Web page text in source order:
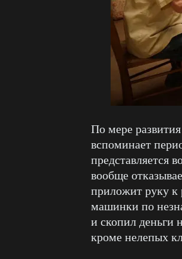
По мере
вспоминает
представляется
вообще
приложит руку к
машинки по
и скопил деньги
кроме нелепых